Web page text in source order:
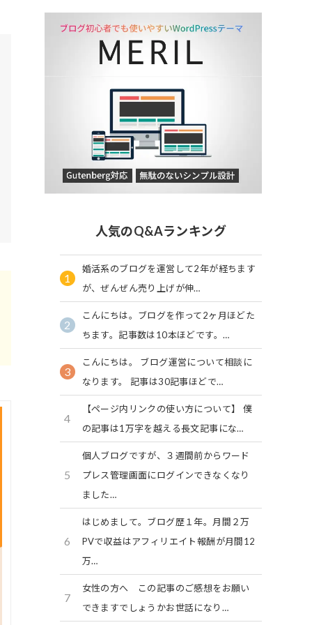
人気のQ&Aランキング
1
婚活系のブログを運営して2年が経ちます
が、ぜんぜん売り上げが伸…
2
こんにちは。ブログを作って2ヶ月ほどた
ちます。記事数は10本ほどです。…
3
こんにちは。 ブログ運営について相談に
なります。 記事は30記事ほどで…
4
【ページ内リンクの使い方について】 僕
の記事は1万字を越える長文記事にな…
5
個人ブログですが、３週間前からワード
プレス管理画面にログインできなくなり
ました…
6
はじめまして。ブログ歴１年。月間２万
PVで収益はアフィリエイト報酬が月間12
万…
7
女性の方へ この記事のご感想をお願い
できますでしょうかお世話になり…